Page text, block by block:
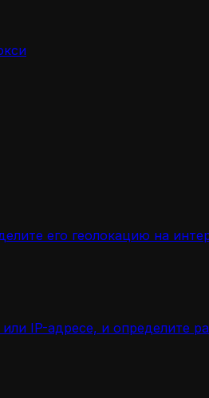
его геолокацию на
IP-адресе, и определите